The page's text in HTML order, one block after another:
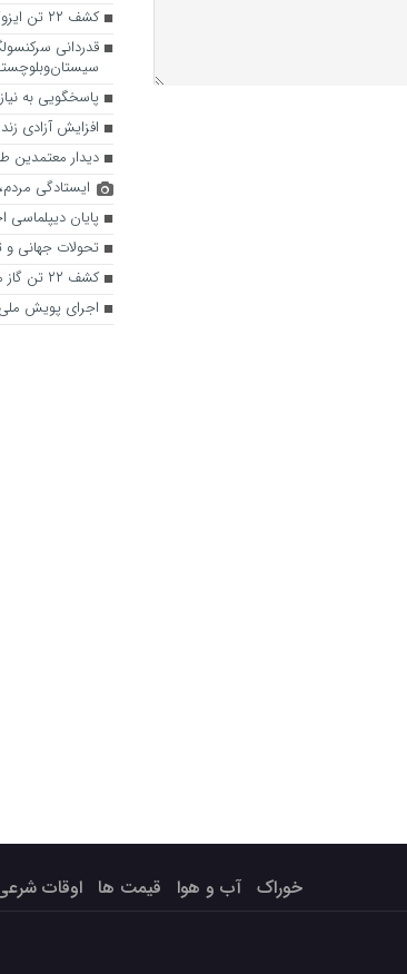
کشف ۲۲ تن ایزوگام قاچاق در نیمروز
قدردانی
پاسخگویی به
افزایش آزادی
دیدار معتمدین
ایستادگی
پایان دیپلماسی
تحولات جهانی و
کشف ۲۲ تن گاز مایع قاچاق در نیمروز
اجرای پویش
خوراک آب و هوا قیمت ها اوقات